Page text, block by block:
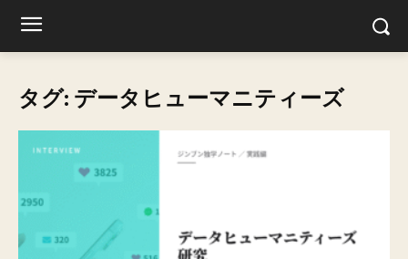
タグ: データヒューマニティーズ